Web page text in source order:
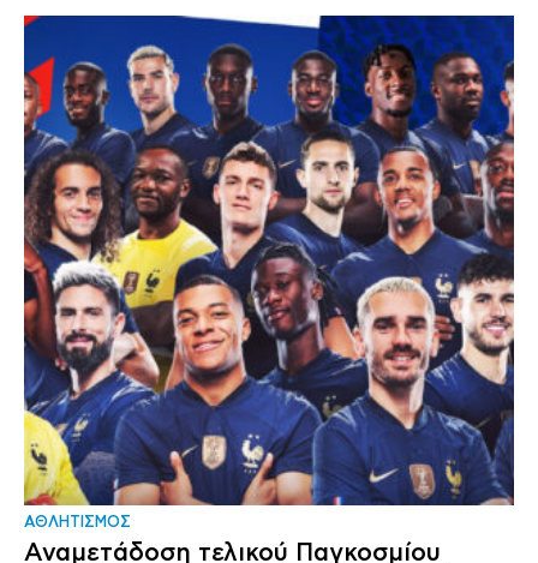
ΑΘΛΗΤΙΣΜΟΣ
Αναμετάδοση τελικού Παγκοσμίου